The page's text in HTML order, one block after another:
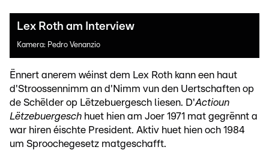
Lex Roth am Interview
Kamera: Pedro Venanzio
Ënnert anerem wéinst dem Lex Roth kann een haut
d'Stroossennimm an d'Nimm vun den Uertschaften op
de Schëlder op Lëtzebuergesch liesen. D'Actioun
Lëtzebuergesch huet hien am Joer 1971 mat gegrënnt a
war hiren éischte President. Aktiv huet hien och 1984
um Sproochegesetz matgeschafft.